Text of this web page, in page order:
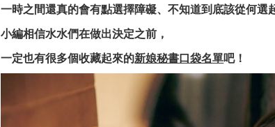
一時之間還真的會有點選擇障礙、不知道到底該從何選
小編相信水水們在做出決定之前，
一定也有很多個收藏起來的新娘秘書口袋名單吧！